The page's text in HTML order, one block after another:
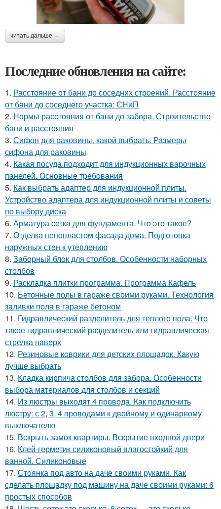
читать дальше →
Последние обновления на сайте:
1. Расстояние от бани до соседних строений. Расстояние
от бани до соседнего участка: СНиП
2. Нормы расстояния от бани до забора. Строительство
бани и расстояния
3. Сифон для раковины, какой выбрать. Размеры
сифона для раковины
4. Какая посуда подходит для индукционных варочных
панелей. Основные требования
5. Как выбрать адаптер для индукционной плиты.
Устройство адаптера для индукционной плиты и советы
по выбору диска
6. Арматура сетка для фундамента. Что это такое?
7. Отделка пенопластом фасада дома. Подготовка
наружных стен к утеплению
8. Заборный блок для столбов. Особенности наборных
столбов
9. Раскладка плитки программа. Программа Кафель
10. Бетонные полы в гараже своими руками. Технология
заливки пола в гараже бетоном
11. Гидравлический разделитель для теплого пола. Что
такое гидравлический разделитель или гидравлическая
стрелка наверх
12. Резиновые коврики для детских площадок. Какую
лучше выбрать
13. Кладка кирпича столбов для забора. Особенности
выбора материалов для столбов и секций
14. Из люстры выходят 4 провода. Как подключить
люстру: с 2, 3, 4 проводами к двойному и одинарному
выключателю
15. Вскрыть замок квартиры. Вскрытие входной двери
16. Клей-герметик силиконовый влагостойкий для
ванной. Силиконовые
17. Стоянка под авто на даче своими руками. Как
сделать площадку под машину на даче своими руками: 6
простых способов